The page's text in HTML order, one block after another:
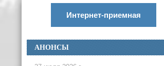
Интернет-приемная
АНОНСЫ